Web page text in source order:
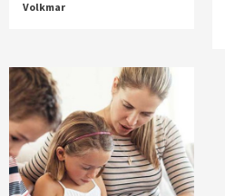
Volkmar